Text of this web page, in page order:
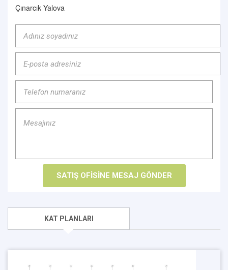
Çınarcık Yalova
KAT PLANLARI